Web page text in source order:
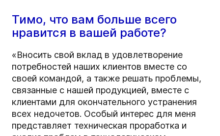
Тимо, что вам больше всего
нравится в вашей работе?
«Вносить свой вклад в удовлетворение
потребностей наших клиентов вместе со
своей командой, а также решать проблемы,
связанные с нашей продукцией, вместе с
клиентами для окончательного устранения
всех недочетов. Особый интерес для меня
представляет техническая проработка и